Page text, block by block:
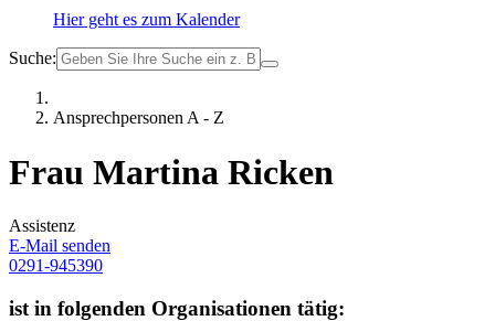
Hier geht es zum Kalender
Suche:
Ansprechpersonen A - Z
Frau Martina Ricken
Assistenz
E-Mail senden
0291-945390
ist in folgenden Organisationen tätig: